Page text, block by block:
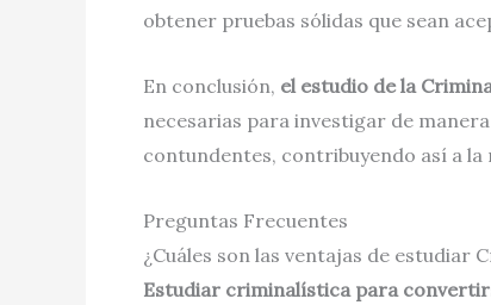
obtener pruebas sólidas que sean
En conclusión, el estudio de la
necesarias para investigar de
contundentes, contribuyendo así a la
Preguntas Frecuentes
¿Cuáles son las ventajas de
Estudiar criminalística para